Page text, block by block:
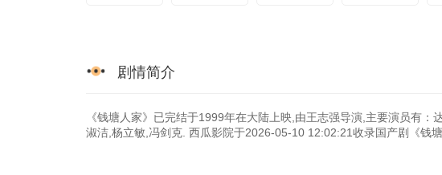
剧情简介
《钱塘人家》已完结于1999年在大陆上映,由王志强导演,主要演员有
淑洁,杨立敏,冯剑克. 西瓜影院于2026-05-10 12:02:21收录国产剧《钱